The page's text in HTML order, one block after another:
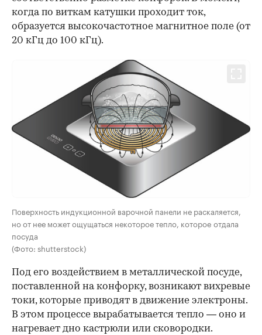
когда по виткам катушки проходит ток,
образуется высокочастотное магнитное поле (от
20 кГц до 100 кГц).
Поверхность индукционной варочной панели не раскаляется,
но от нее может ощущаться некоторое тепло, которое отдала
посуда
(Фото: shutterstock)
Под его воздействием в металлической посуде,
поставленной на конфорку, возникают вихревые
токи, которые приводят в движение электроны.
В этом процессе вырабатывается тепло — оно и
нагревает дно кастрюли или сковородки.